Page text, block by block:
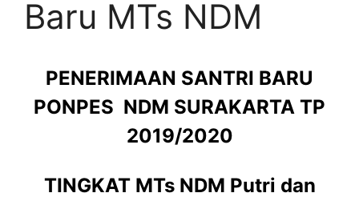
Baru MTs NDM
PENERIMAAN SANTRI BARU
PONPES NDM SURAKARTA TP
2019/2020
TINGKAT MTs NDM Putri dan